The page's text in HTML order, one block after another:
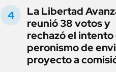
La Libertad
reunió 38 votos y
rechazó el intento
peronismo de
proyecto a